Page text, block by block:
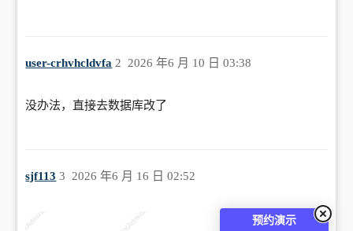
预约演示
user-crhvhcldvfa 2026 年6 月 10 日 03:38
2
没办法，直接去数据库改了
sjf113 2026 年6 月 16 日 02:52
3